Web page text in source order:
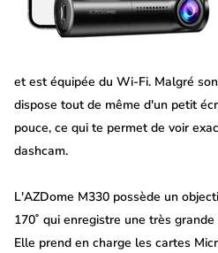
et est équipée du Wi-Fi. Malgré
dispose tout de même d'un petit
pouce, ce qui te permet de voir
dashcam.
L'AZDome M330 possède un
170˚ qui enregistre une très
Elle prend en charge les cartes